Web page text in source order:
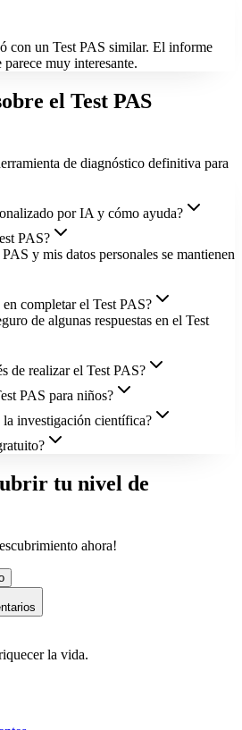
con un Test PAS similar. El informe
muy interesante.
el Test PAS
de diagnóstico definitiva para
por IA y cómo ayuda?
PAS?
y mis datos personales se mantienen
completar el Test PAS?
de algunas respuestas en el Test
de realizar el Test PAS?
PAS para niños?
la investigación científica?
tu nivel de
ahora!
la vida.